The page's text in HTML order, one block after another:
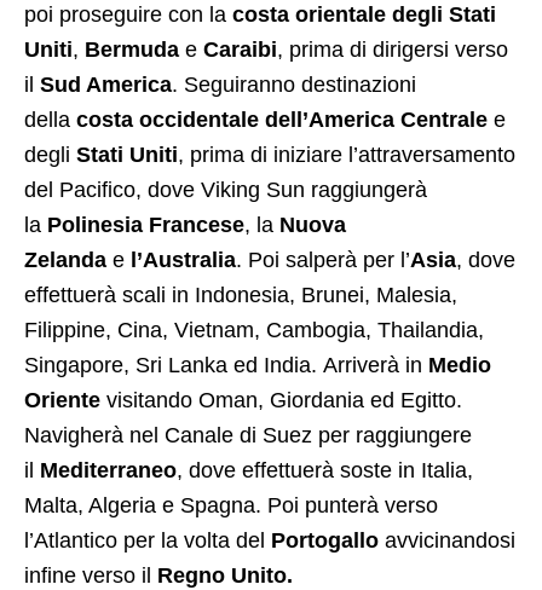
poi proseguire con la costa orientale degli Stati
Uniti, Bermuda e Caraibi, prima di dirigersi verso
il Sud America. Seguiranno destinazioni
della costa occidentale dell’America Centrale e
degli Stati Uniti, prima di iniziare l’attraversamento
del Pacifico, dove Viking Sun raggiungerà
la Polinesia Francese, la Nuova
Zelanda e l’Australia. Poi salperà per l’Asia, dove
effettuerà scali in Indonesia, Brunei, Malesia,
Filippine, Cina, Vietnam, Cambogia, Thailandia,
Singapore, Sri Lanka ed India. Arriverà in Medio
Oriente visitando Oman, Giordania ed Egitto.
Navigherà nel Canale di Suez per raggiungere
il Mediterraneo, dove effettuerà soste in Italia,
Malta, Algeria e Spagna. Poi punterà verso
l’Atlantico per la volta del Portogallo avvicinandosi
infine verso il Regno Unito.